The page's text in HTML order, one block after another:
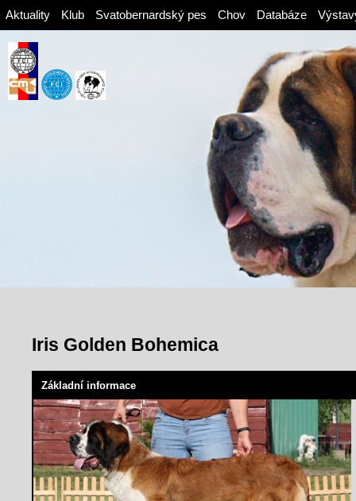
Aktuality Klub Svatobernardský pes Chov Databáze
Iris Golden Bohemica
Základní informace